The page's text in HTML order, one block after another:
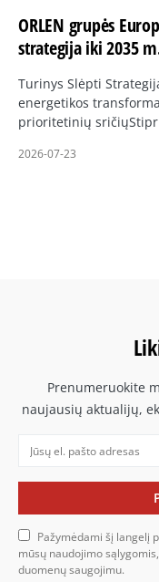
ORLEN grupės
strategija iki 2035
Turinys Slėpti
energetikos
prioritetinių
2026-07-23
Prenumeruokite
naujausių aktualijų,
Pažymėdami šį langelį
mūsų naudojimo
duomenų saugojimu.